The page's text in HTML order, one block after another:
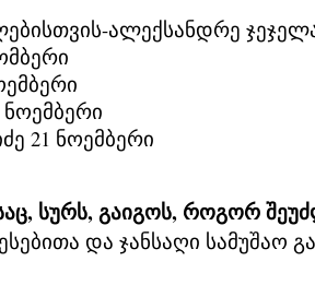
ალექსანდრე
21 ნოემბერი
სურს, გაიგოს, როგორ
და ჯანსაღი სამუშაო